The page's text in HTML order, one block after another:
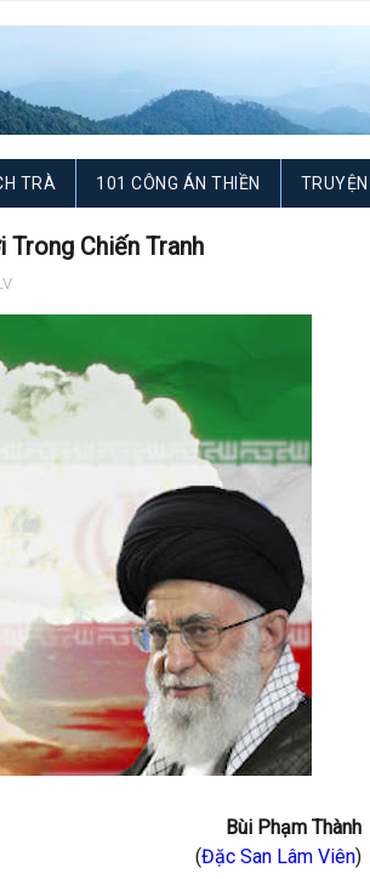
TRÀ 101 CÔNG ÁN THIỀN
Trong Chiến Tranh
Bùi Phạm Thành
(Đặc San Lâm Viên)